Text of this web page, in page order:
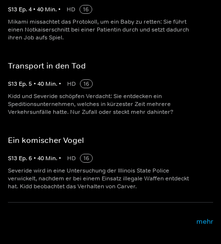
S13 Ep.4 • 40 Min. • HD
16
Mikami missachtet das Protokoll, um ein Baby zu retten: Sie führt
einen Notkaiserschnitt bei einer Patientin durch und setzt dadurch
ihren Job aufs Spiel.
Transport in den Tod
S13 Ep.5 • 40 Min. • HD
16
Kidd und Severide schöpfen Verdacht: Sie entdecken ein
Speditionsunternehmen, welches in kürzester Zeit mehrere
Verkehrsunfälle hatte. Nur Zufall oder steckt mehr dahinter?
Ein komischer Vogel
S13 Ep.6 • 40 Min. • HD
16
Severide wird in eine Untersuchung der Illinois State Police
verwickelt, nachdem er bei einem Einsatz illegale Waffen entdeckt
hat. Kidd beobachtet das Verhalten von Carver.
mehr